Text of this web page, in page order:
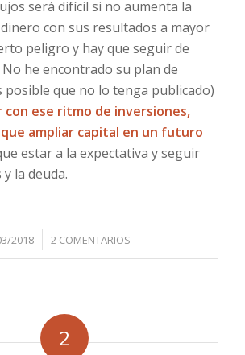
será difícil si no aumenta la
con sus resultados a mayor
peligro y hay que seguir de
No he encontrado su plan de
posible que no lo tenga publicado)
con ese ritmo de inversiones,
ampliar capital en un futuro
estar a la expectativa y seguir
la deuda.
2018 2 COMENTARIOS
/
2